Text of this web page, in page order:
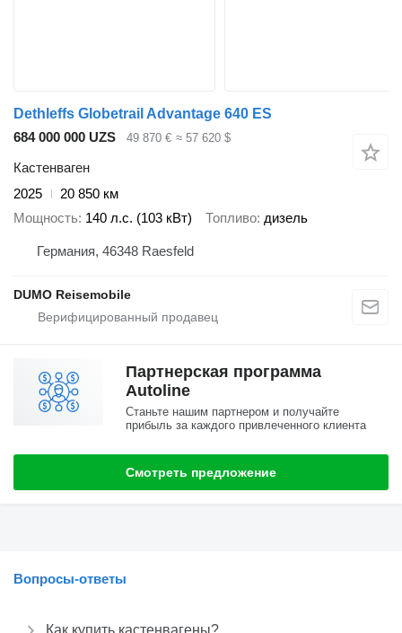
Dethleffs Globetrail Advantage 640 ES
684 000 000 UZS
49 870 € ≈ 57 620 $
Кастенваген
2025
20 850 км
Мощность 140 л.с. (103 кВт) Топливо дизель
Германия, 46348 Raesfeld
DUMO Reisemobile
Партнерская программа
Autoline
Станьте нашим партнером и получайте
прибыль за каждого привлеченного клиента
Смотреть предложение
Вопросы-ответы